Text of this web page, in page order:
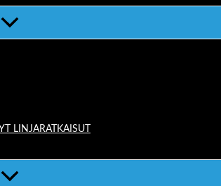
LINJARATKAISUT